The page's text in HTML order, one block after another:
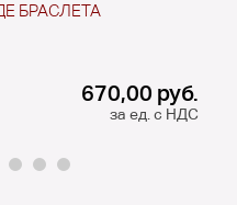
БРАСЛЕТА
670,00 руб.
за ед. с НДС